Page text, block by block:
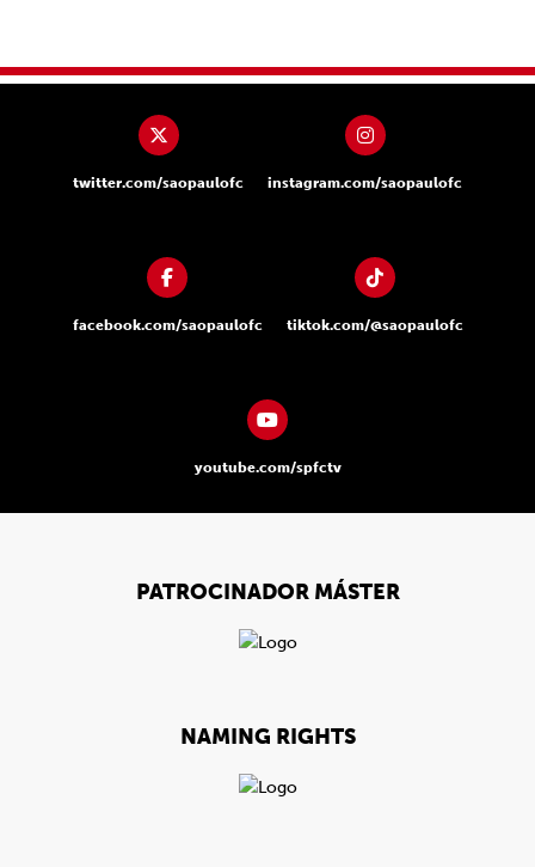
twitter.com/saopaulofc instagram.com/saopaulofc
facebook.com/saopaulofc tiktok.com/@saopaulofc
youtube.com/spfctv
PATROCINADOR MÁSTER
NAMING RIGHTS